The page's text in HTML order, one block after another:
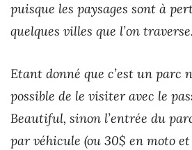
puisque les paysages sont à
quelques villes que l’on traverse.
Etant donné que c’est un parc
possible de le visiter avec le
Beautiful, sinon l’entrée du
par véhicule (ou 30$ en moto